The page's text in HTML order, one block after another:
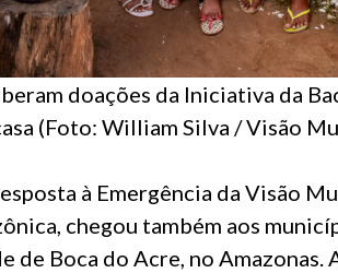
doações da Iniciativa da
(Foto: William Silva / Visão
à Emergência da Visão
chegou também aos
de Boca do Acre, no Amazonas.